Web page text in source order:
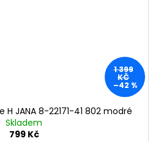
1 399
KČ
–42 %
JANA 8-22171-41 802 modré
Skladem
799 Kč